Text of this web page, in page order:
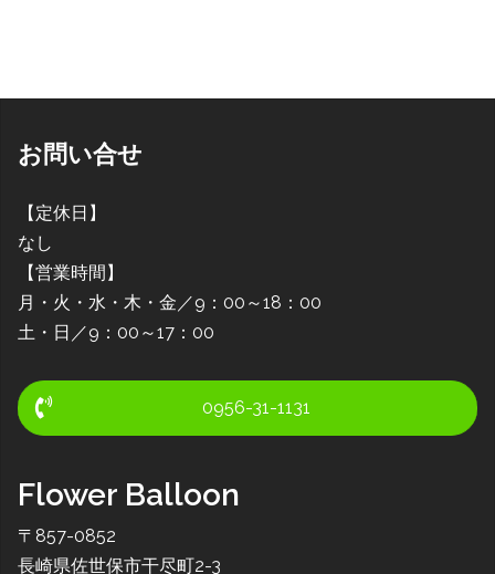
お問い合せ
【定休日】
なし
【営業時間】
月・火・水・木・金／9：00～18：00
土・日／9：00～17：00
0956-31-1131
Flower Balloon
〒857-0852
長崎県佐世保市干尽町2-3